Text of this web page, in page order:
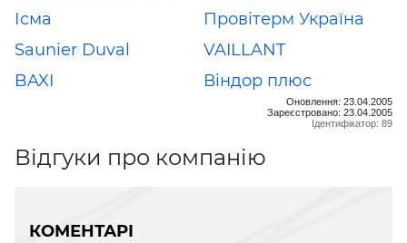
Ісма
Провітерм Україна
Saunier Duval
VAILLANT
BAXI
Віндор плюс
Оновлення: 23.04.2005
Зареєстровано: 23.04.2005
Ідентифікатор: 89
Відгуки про компанію
КОМЕНТАРІ